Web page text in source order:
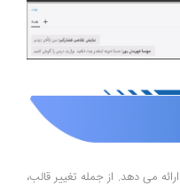
می دهد. از جمله تغییر قالب،